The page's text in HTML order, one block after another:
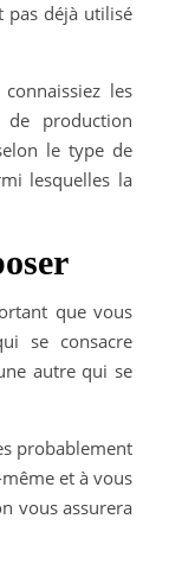
pas déjà utilisé
les
de production
le type de
lesquelles la
que vous
se consacre
autre qui se
probablement
et à vous
vous assurera